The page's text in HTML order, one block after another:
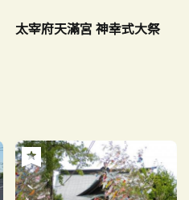
太宰府天滿宮 神幸式大祭